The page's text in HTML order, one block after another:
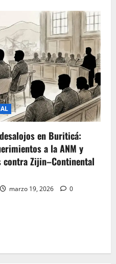
en Buriticá:
a la ANM y
contra Zijin–Continental
marzo 19, 2026 0